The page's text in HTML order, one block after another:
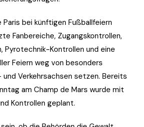
bei künftigen Fußballfeiern
Fanbereiche, Zugangskontrollen,
Pyrotechnik-Kontrollen und eine
Feiern weg von besonders
und Verkehrsachsen setzen. Bereits
am Champ de Mars wurde mit
Kontrollen geplant.